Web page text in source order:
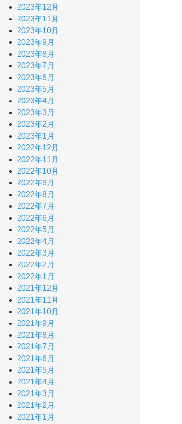
2023年12月
2023年11月
2023年10月
2023年9月
2023年8月
2023年7月
2023年6月
2023年5月
2023年4月
2023年3月
2023年2月
2023年1月
2022年12月
2022年11月
2022年10月
2022年9月
2022年8月
2022年7月
2022年6月
2022年5月
2022年4月
2022年3月
2022年2月
2022年1月
2021年12月
2021年11月
2021年10月
2021年9月
2021年8月
2021年7月
2021年6月
2021年5月
2021年4月
2021年3月
2021年2月
2021年1月